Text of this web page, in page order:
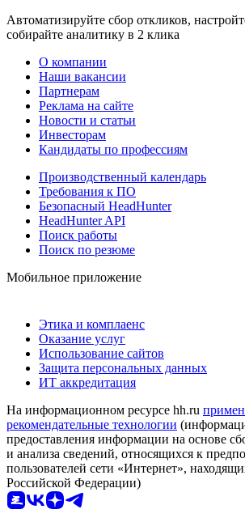
Автоматизируйте сбор откликов,
собирайте аналитику в 2 клика
О компании
Наши вакансии
Партнерам
Реклама на сайте
Новости и статьи
Инвесторам
Кандидаты по профессиям
Производственный календарь
Требования к ПО
Безопасный HeadHunter
HeadHunter API
Поиск работы
Поиск по резюме
Мобильное приложение
Этика и комплаенс
Оказание услуг
Использование сайтов
Защита персональных данных
ИТ аккредитация
На информационном ресурсе hh.ru
рекомендательные технологии
предоставления информации на основе
и анализа сведений, относящихся к
пользователей сети «Интернет»,
Российской Федерации)